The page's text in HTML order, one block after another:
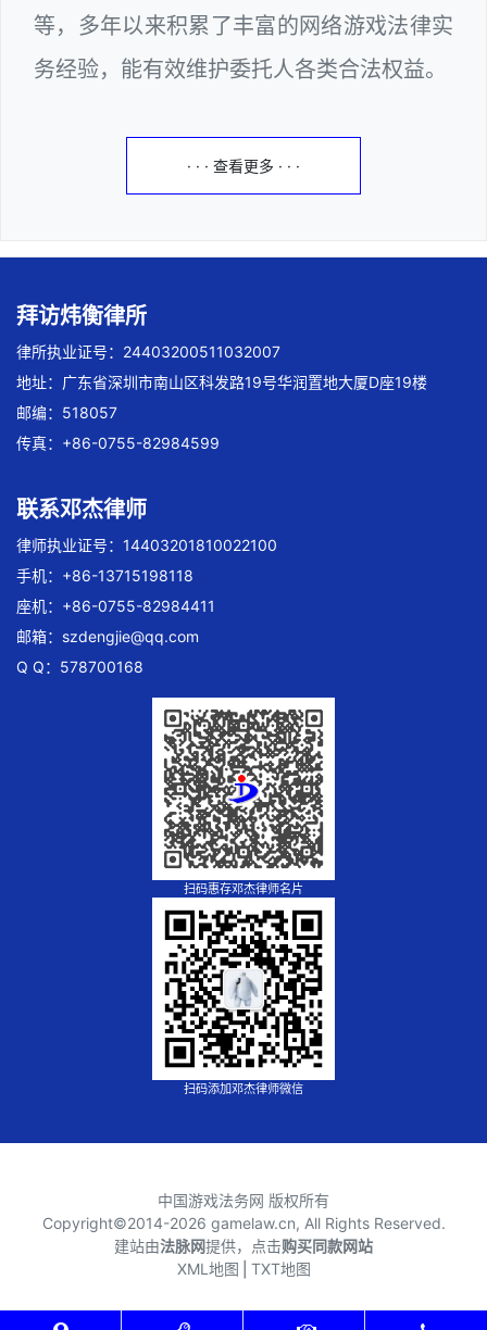
等，多年以来积累了丰富的网络游戏法律实
务经验，能有效维护委托人各类合法权益。
· · · 查看更多 · · ·
拜访炜衡律所
律所执业证号：24403200511032007
地址：广东省深圳市南山区科发路19号华润置地大厦D座19楼
邮编：518057
传真：+86-0755-82984599
联系邓杰律师
律师执业证号：14403201810022100
手机：+86-13715198118
座机：+86-0755-82984411
邮箱： szdengjie@qq.com
Q Q：578700168
扫码惠存邓杰律师名片
扫码添加邓杰律师微信
中国游戏法务网 版权所有
Copyright©2014-2026 gamelaw.cn, All Rights Reserved.
建站由法脉网提供，点击购买同款网站
XML地图 TXT地图